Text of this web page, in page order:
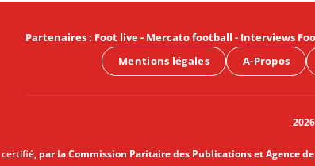
Partenaires: Foot live- Mercato football - Interviews
Mentions légales
A-Propos
certifié, par la Commission Paritaire des Publications et Agence